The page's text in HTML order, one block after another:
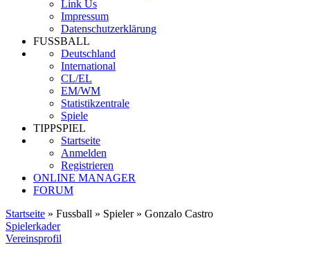
Link Us
Impressum
Datenschutzerklärung
FUSSBALL
Deutschland
International
CL/EL
EM/WM
Statistikzentrale
Spiele
TIPPSPIEL
Startseite
Anmelden
Registrieren
ONLINE MANAGER
FORUM
Startseite » Fussball » Spieler » Gonzalo Castro
Spielerkader
Vereinsprofil